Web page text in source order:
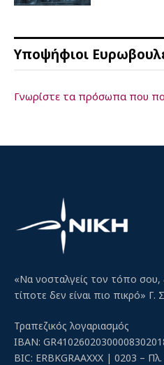
Υποψήφιοι
Γνωρίστε τα πρόσωπα που
«Να νοσταλγείς τον τόπο
τίποτε δεν είναι πιο πικρό» Γ.
Τραπεζικός λογαριασμός
IBAN:
BIC: ERBKGRAAXXX | 0203 –